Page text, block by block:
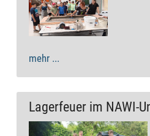
mehr ...
Lagerfeuer im NAWI-